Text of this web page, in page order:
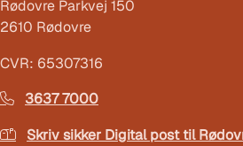
Rødovre Parkvej 150
2610 Rødovre
CVR: 65307316
3637 7000
Skriv sikker Digital post til